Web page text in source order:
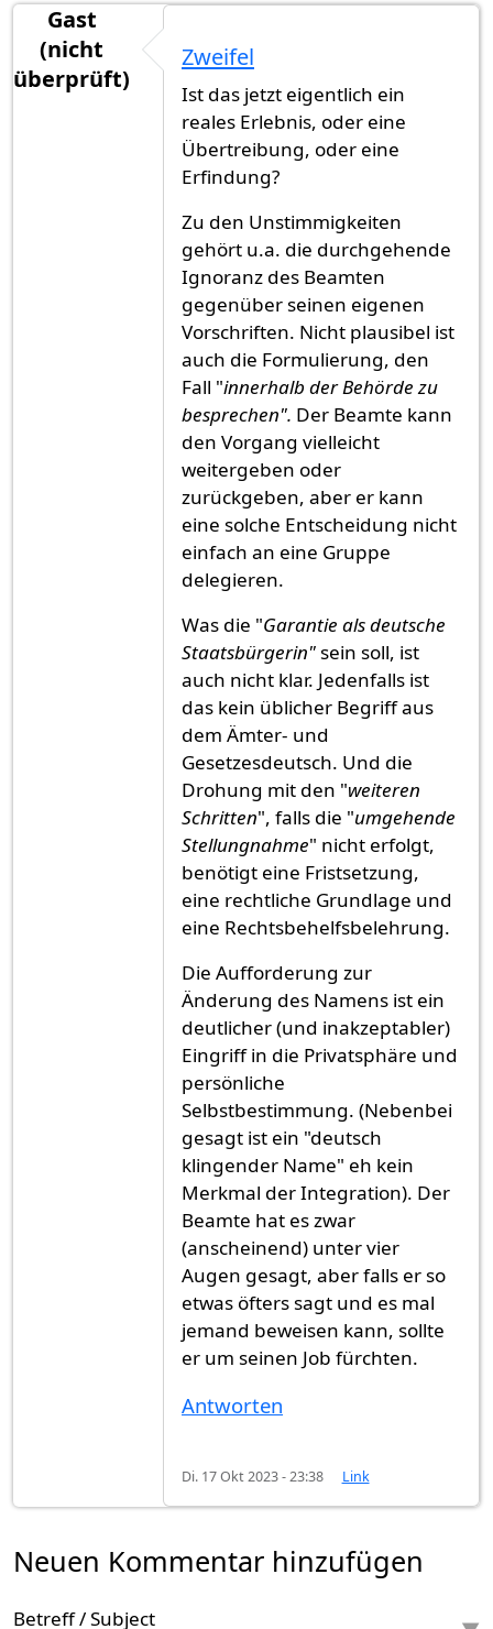
Gast
(nicht
überprüft)
Zweifel
Ist das jetzt eigentlich ein
reales Erlebnis, oder eine
Übertreibung, oder eine
Erfindung?
Zu den Unstimmigkeiten
gehört u.a. die durchgehende
Ignoranz des Beamten
gegenüber seinen eigenen
Vorschriften. Nicht plausibel ist
auch die Formulierung, den
Fall "innerhalb der Behörde zu
besprechen". Der Beamte kann
den Vorgang vielleicht
weitergeben oder
zurückgeben, aber er kann
eine solche Entscheidung nicht
einfach an eine Gruppe
delegieren.
Was die "Garantie als deutsche
Staatsbürgerin"sein soll, ist
auch nicht klar. Jedenfalls ist
das kein üblicher Begriff aus
dem Ämter- und
Gesetzesdeutsch. Und die
Drohung mit den "weiteren
Schritten", falls die "umgehende
Stellungnahme" nicht erfolgt,
benötigt eine Fristsetzung,
eine rechtliche Grundlage und
eine Rechtsbehelfsbelehrung.
Die Aufforderung zur
Änderung des Namens ist ein
deutlicher (und inakzeptabler)
Eingriff in die Privatsphäre und
persönliche
Selbstbestimmung. (Nebenbei
gesagt ist ein "deutsch
klingender Name" eh kein
Merkmal der Integration). Der
Beamte hat es zwar
(anscheinend) unter vier
Augen gesagt, aber falls er so
etwas öfters sagt und es mal
jemand beweisen kann, sollte
er um seinen Job fürchten.
Antworten
Di. 17 Okt 2023 - 23:38 Link
Neuen Kommentar hinzufügen
Betreff / Subject